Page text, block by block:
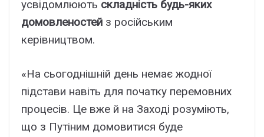
усвідомлюють складність будь-яких
домовленостей з російським
керівництвом.
«На сьогоднішній день немає жодної
підстави навіть для початку перемовних
процесів. Це вже й на Заході розуміють,
що з Путіним домовитися буде